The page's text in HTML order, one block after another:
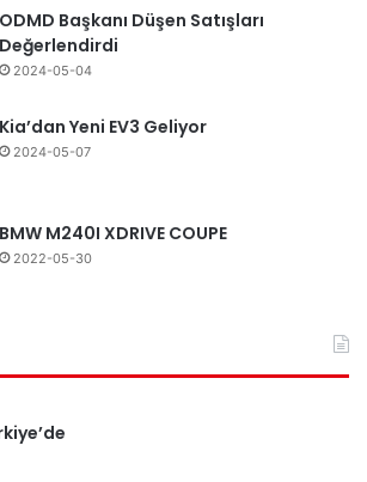
ODMD Başkanı Düşen Satışları
Değerlendirdi
2024-05-04
Kia’dan Yeni EV3 Geliyor
2024-05-07
BMW M240I XDRIVE COUPE
2022-05-30